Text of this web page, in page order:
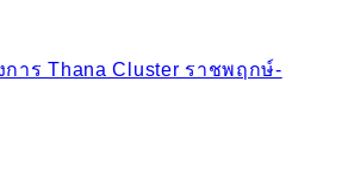
าร Thana Cluster ราชพฤกษ์-